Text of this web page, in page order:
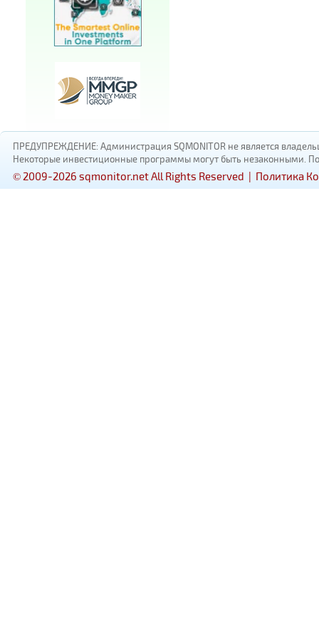
ПРЕДУПРЕЖДЕНИЕ: Администрация SQMONITOR не является
Некоторые инвестиционные программы могут быть незаконными.
© 2009-2026 sqmonitor.net All Rights Reserved | Политика